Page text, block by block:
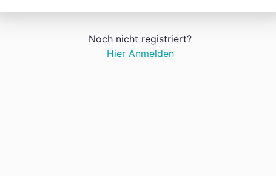
Noch nicht registriert?
Hier Anmelden